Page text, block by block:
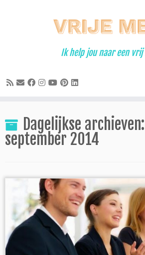
Ik help jou naar een vrij
Dagelijkse archieven:
september 2014